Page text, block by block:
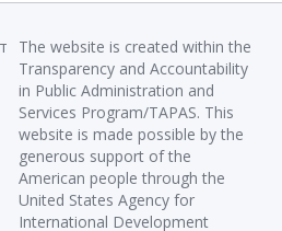
The website is created within the
Transparency and Accountability
in Public Administration and
Services Program/TAPAS. This
website is made possible by the
generous support of the
American people through the
United States Agency for
International Development